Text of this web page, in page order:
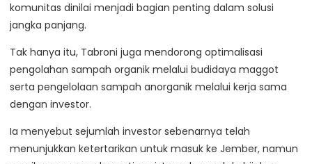
komunitas dinilai menjadi bagian penting dalam solusi
jangka panjang.
Tak hanya itu, Tabroni juga mendorong optimalisasi
pengolahan sampah organik melalui budidaya maggot
serta pengelolaan sampah anorganik melalui kerja sama
dengan investor.
Ia menyebut sejumlah investor sebenarnya telah
menunjukkan ketertarikan untuk masuk ke Jember, namun